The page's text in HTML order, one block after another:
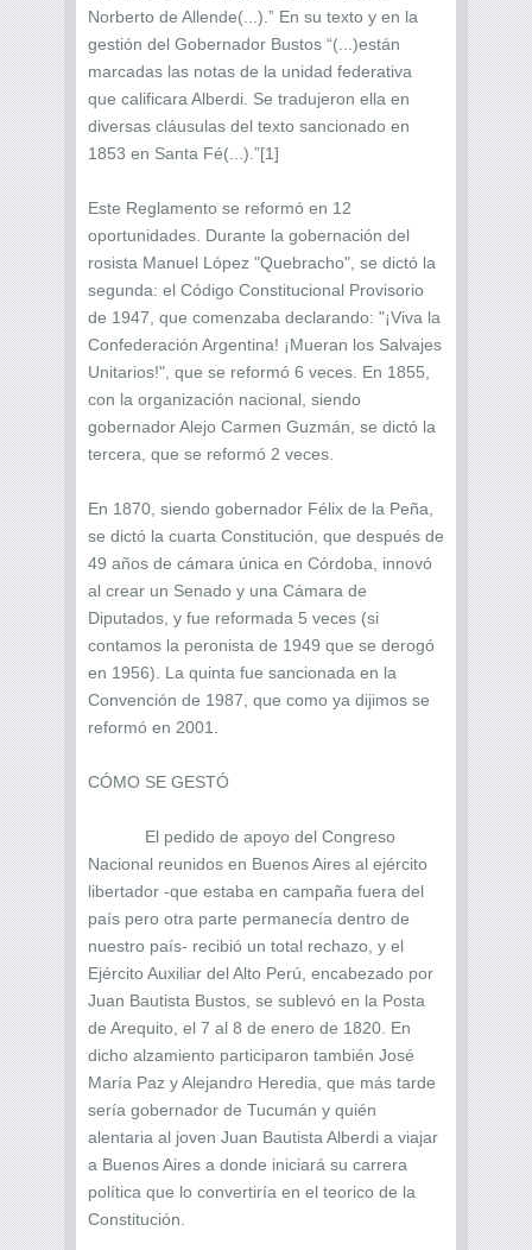
Norberto de Allende(...).” En su texto y en la
gestión del Gobernador Bustos “(...)están
marcadas las notas de la unidad federativa
que calificara Alberdi. Se tradujeron ella en
diversas cláusulas del texto sancionado en
1853 en Santa Fé(...).”[1]
Este Reglamento se reformó en 12
oportunidades. Durante la gobernación del
rosista Manuel López "Quebracho", se dictó la
segunda: el Código Constitucional Provisorio
de 1947, que comenzaba declarando: "¡Viva la
Confederación Argentina! ¡Mueran los Salvajes
Unitarios!", que se reformó 6 veces. En 1855,
con la organización nacional, siendo
gobernador Alejo Carmen Guzmán, se dictó la
tercera, que se reformó 2 veces.
En 1870, siendo gobernador Félix de la Peña,
se dictó la cuarta Constitución, que después de
49 años de cámara única en Córdoba, innovó
al crear un Senado y una Cámara de
Diputados, y fue reformada 5 veces (si
contamos la peronista de 1949 que se derogó
en 1956). La quinta fue sancionada en la
Convención de 1987, que como ya dijimos se
reformó en 2001.
CÓMO SE GESTÓ
El pedido de apoyo del Congreso
Nacional reunidos en Buenos Aires al ejército
libertador -que estaba en campaña fuera del
país pero otra parte permanecía dentro de
nuestro país- recibió un total rechazo, y el
Ejército Auxiliar del Alto Perú, encabezado por
Juan Bautista Bustos, se sublevó en la Posta
de Arequito, el 7 al 8 de enero de 1820. En
dicho alzamiento participaron también José
María Paz y Alejandro Heredia, que más tarde
sería gobernador de Tucumán y quién
alentaria al joven Juan Bautista Alberdi a viajar
a Buenos Aires a donde iniciará su carrera
política que lo convertiría en el teorico de la
Constitución.